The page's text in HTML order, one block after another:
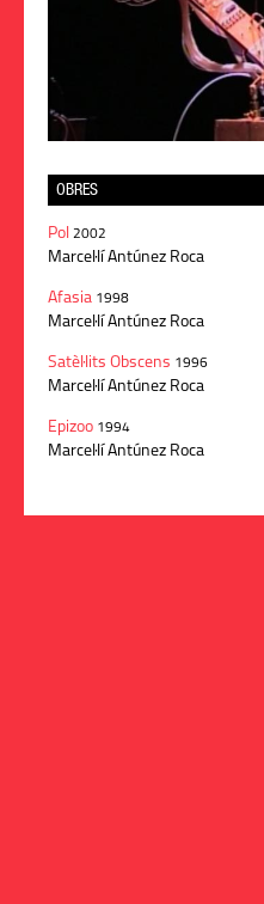
OBRES
Pol 2002
Marcel·lí Antúnez Roca
Afasia 1998
Marcel·lí Antúnez Roca
Satèl·lits Obscens 1996
Marcel·lí Antúnez Roca
Epizoo 1994
Marcel·lí Antúnez Roca